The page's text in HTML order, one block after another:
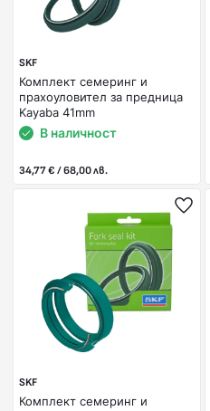
SKF
Комплект семеринг и
прахоуловител за предница
Kayaba 41mm
В наличност
34,77 € / 68,00 лв.
SKF
Комплект семеринг и